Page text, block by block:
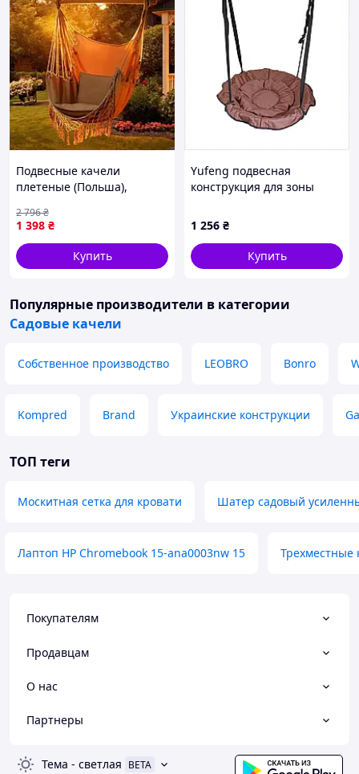
Подвесные качели
плетеные (Польша),
кресло, Подвесная качеля,
Качель подвесная круглая,
XMU
1 398 ₴
2 796₴
Купить
Yufeng подвесная
конструкция для зоны
1 256 ₴
Купить
Популярные производители в категории
Садовые качели
Собственное производство LEOBRO Bonro
Kompred Brand Украинские конструкции
ТОП теги
Москитная сетка для кровати Шатер садовый
Лаптоп HP Chromebook 15-ana0003nw 15 Трехместные
Покупателям
Продавцам
О нас
Партнеры
Тема - светлая BETA